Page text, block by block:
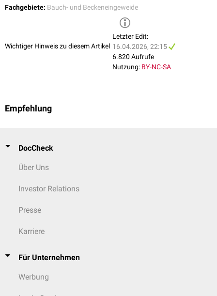
Fachgebiete: Bauch- und Beckeneingeweide
Wichtiger Hinweis zu diesem Artikel
Letzter Edit:
16.04.2026, 22:15
6.820 Aufrufe
Nutzung: BY-NC-SA
Empfehlung
DocCheck
Über Uns
Investor Relations
Presse
Karriere
Für Unternehmen
Werbung